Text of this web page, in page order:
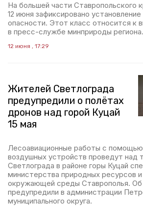
На большей части Ставропольского
12 июня зафиксировано
опасности. Этот класс относится к
в пресс-службе минприроды региона.
12 июня , 17:29
Жителей Светлограда
предупредили о полётах
дронов над горой Куцай
15 мая
Лесоавиационные работы с
воздушных устройств проведут над
Светлограда в районе горы Куцай
министерства природных ресурсов
окружающей среды Ставрополья.
предупредили в администрации
муниципального округа.